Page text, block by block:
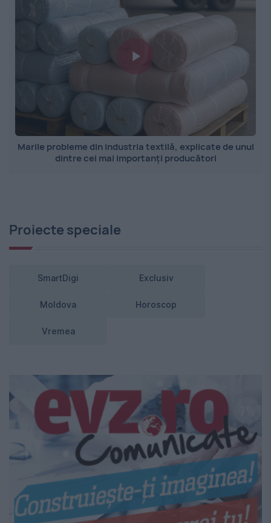
Marile probleme din industria textilă, explicate de unul
dintre cei mai importanți producători
Proiecte speciale
SmartDigi Exclusiv
Moldova Horoscop
Vremea